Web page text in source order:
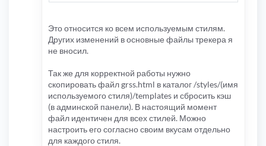
Это относится ко всем используемым стилям.
Других изменений в основные файлы трекера я
не вносил.
Так же для корректной работы нужно
скопировать файл grss.html в каталог /styles/(имя
используемого стиля)/templates и сбросить кэш
(в админской панели). В настоящий момент
файл идентичен для всех стилей. Можно
настроить его согласно своим вкусам отдельно
для каждого стиля.